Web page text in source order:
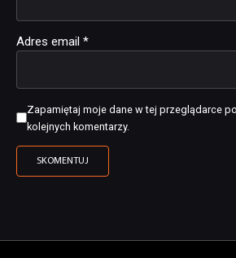
Adres email *
Zapamiętaj moje dane w tej przeglądarce
kolejnych komentarzy.